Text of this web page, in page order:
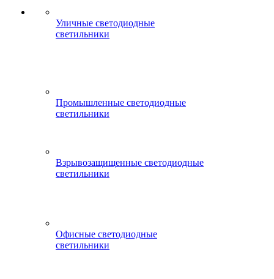
Уличные светодиодные
светильники
Промышленные светодиодные
светильники
Взрывозащищенные светодиодные
светильники
Офисные светодиодные
светильники